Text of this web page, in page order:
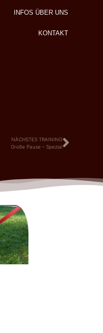
INFOS ÜBER UNS
KONTAKT
NÄCHSTES TRAINING
Große Pause – Spezial